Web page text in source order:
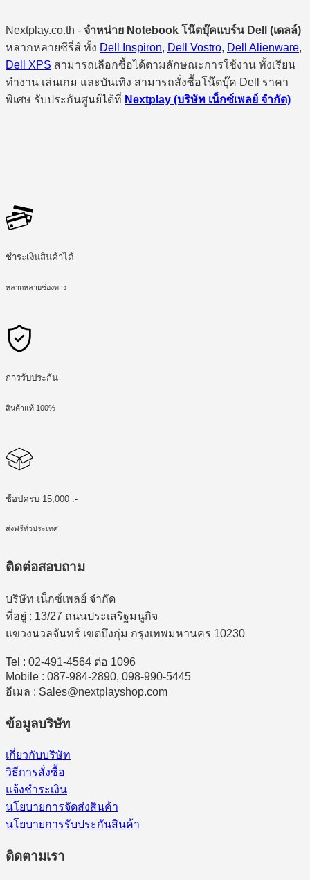
Nextplay.co.th - จำหน่าย Notebook โน๊ตบุ๊คแบร์น Dell (เดลล์)
หลากหลายซีรี่ส์ ทั้ง Dell Inspiron, Dell Vostro, Dell Alienware,
Dell XPS สามารถเลือกซื้อได้ตามลักษณะการใช้งาน ทั้งเรียน
ทำงาน เล่นเกม และบันเทิง สามารถสั่งซื้อโน๊ตบุ๊ค Dell ราคา
พิเศษ รับประกันศูนย์ได้ที่ Nextplay (บริษัท เน็กซ์เพลย์ จำกัด)
ชำระเงินสินค้าได้
หลากหลายช่องทาง
การรับประกัน
สินค้าแท้ 100%
ช้อปครบ 15,000 .-
ส่งฟรีทั่วประเทศ
ติดต่อสอบถาม
บริษัท เน็กซ์เพลย์ จำกัด
ที่อยู่ : 13/27 ถนนประเสริฐมนูกิจ
แขวงนวลจันทร์ เขตบึงกุ่ม กรุงเทพมหานคร 10230
Tel : 02-491-4564 ต่อ 1096
Mobile : 087-984-2890, 098-990-5445
อีเมล : Sales@nextplayshop.com
ข้อมูลบริษัท
เกี่ยวกับบริษัท
วิธีการสั่งซื้อ
แจ้งชำระเงิน
นโยบายการจัดส่งสินค้า
นโยบายการรับประกันสินค้า
ติดตามเรา